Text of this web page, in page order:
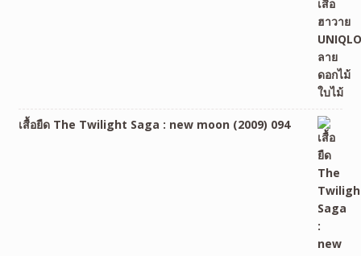
เสื้อยืด The Twilight Saga : new moon (2009) 094